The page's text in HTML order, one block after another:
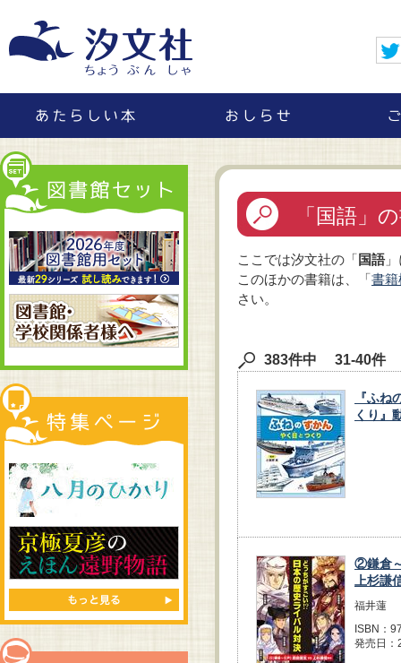
「国語」
ここでは汐文社の「国語」
このほかの書籍は、「書
さい。
383件中 31-40件
『ふ
くり』
②鎌倉
上杉謙
福井蓮
ISBN：
発売日：